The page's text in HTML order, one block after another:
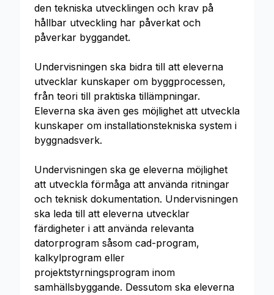
den tekniska utvecklingen och krav på
hållbar utveckling har påverkat och
påverkar byggandet.
Undervisningen ska bidra till att eleverna
utvecklar kunskaper om byggprocessen,
från teori till praktiska tillämpningar.
Eleverna ska även ges möjlighet att utveckla
kunskaper om installationstekniska system i
byggnadsverk.
Undervisningen ska ge eleverna möjlighet
att utveckla förmåga att använda ritningar
och teknisk dokumentation. Undervisningen
ska leda till att eleverna utvecklar
färdigheter i att använda relevanta
datorprogram såsom cad-program,
kalkylprogram eller
projektstyrningsprogram inom
samhällsbyggande. Dessutom ska eleverna